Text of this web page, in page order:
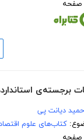
برجسته‌ی
حمید دیانت پی
کتاب‌های علوم